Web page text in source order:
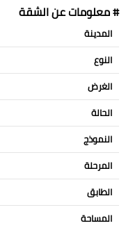
# معلومات عن الشقة
المدينة
النوع
الغرض
الحالة
النموذج
المرحلة
الطابق
المساحة